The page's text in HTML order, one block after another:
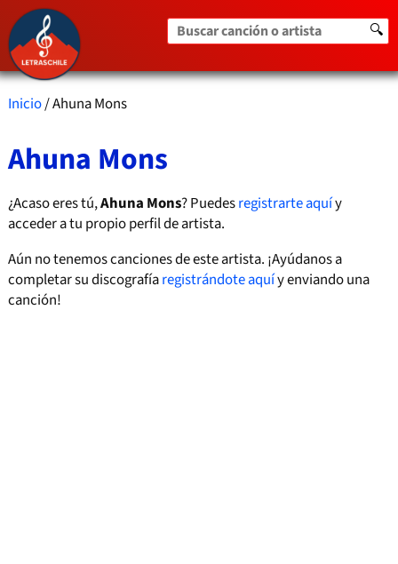
Buscar canción o artista 🔍
Inicio/ Ahuna Mons
Ahuna Mons
¿Acaso eres tú,Ahuna Mons? Puedesregistrarte aquíy
acceder a tu propio perfil de artista.
Aún no tenemos canciones de este artista. ¡Ayúdanos a
completar su discografíaregistrándote aquíy enviando una
canción!